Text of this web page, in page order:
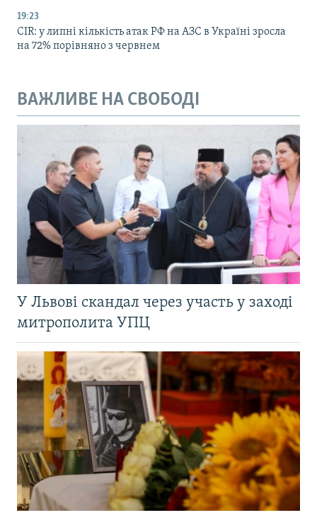
19:23
CIR: у липні кількість атак РФ на АЗС в Україні зросла
на 72% порівняно з червнем
ВАЖЛИВЕ НА СВОБОДІ
У Львові скандал через участь у заході
митрополита УПЦ